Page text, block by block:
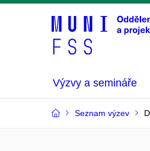
Výzvy a semináře
Seznam výzev